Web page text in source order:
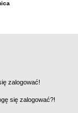
zalogować!
się zalogować?!